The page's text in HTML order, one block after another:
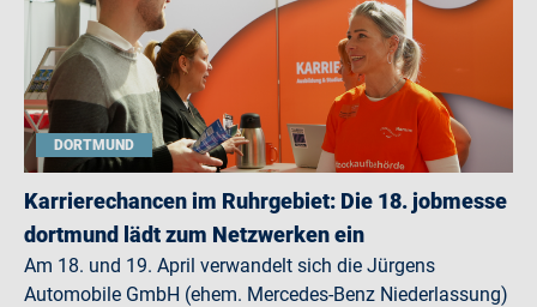
DORTMUND
Karrierechancen im Ruhrgebiet: Die 18. jobmesse
dortmund lädt zum Netzwerken ein
Am 18. und 19. April verwandelt sich die Jürgens
Automobile GmbH (ehem. Mercedes-Benz Niederlassung)